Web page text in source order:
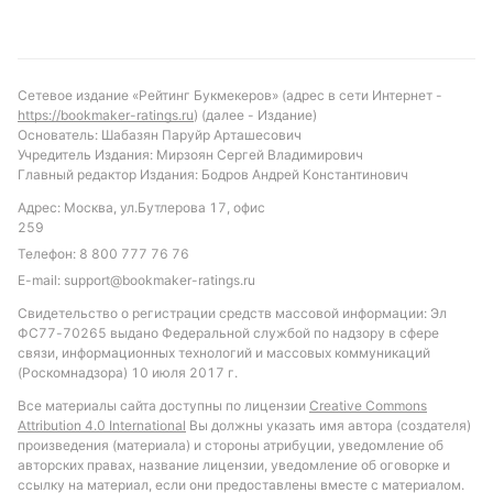
Обновлено:
Автор
Михаил Кузнецов
Сетевое издание «Рейтинг Букмекеров» (адрес в сети Интернет -
https://bookmaker-ratings.ru) (далее - Издание)
Основатель: Шабазян Паруйр Арташесович
Учредитель Издания: Мирзоян Сергей Владимирович
Главный редактор Издания: Бодров Андрей Константинович
Адрес: Москва, ул.Бутлерова 17, офис
259
Телефон: 8 800 777 76 76
E-mail: support@bookmaker-ratings.ru
Свидетельство о регистрации средств массовой информации: Эл
ФС77-70265 выдано Федеральной службой по надзору в сфере
связи, информационных технологий и массовых коммуникаций
(Роскомнадзора) 10 июля 2017 г.
Все материалы сайта доступны по лицензии Creative Commons
Attribution 4.0 International Вы должны указать имя автора (создателя)
произведения (материала) и стороны атрибуции, уведомление об
авторских правах, название лицензии, уведомление об оговорке и
ссылку на материал, если они предоставлены вместе с материалом.